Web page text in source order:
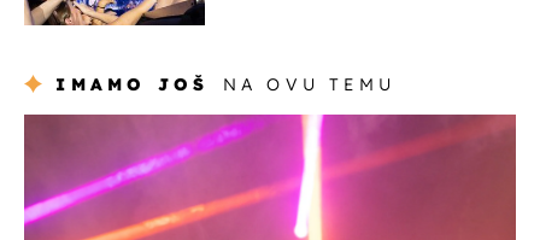
IMAMO JOŠ NA OVU TEMU